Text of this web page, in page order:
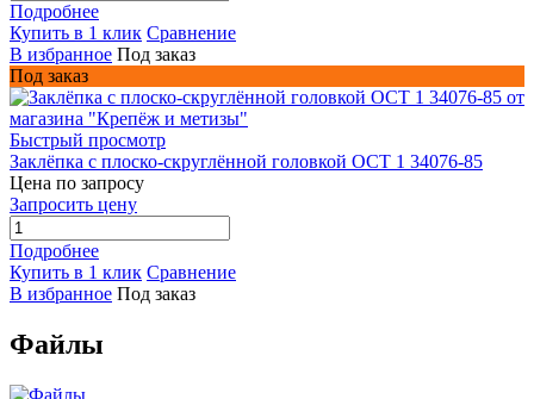
Подробнее
Купить в 1 клик Сравнение
В избранное Под заказ
Под заказ
Быстрый просмотр
Заклёпка с плоско-скруглённой головкой ОСТ 1 34076-85
Цена по запросу
Запросить цену
Подробнее
Купить в 1 клик Сравнение
В избранное Под заказ
Файлы